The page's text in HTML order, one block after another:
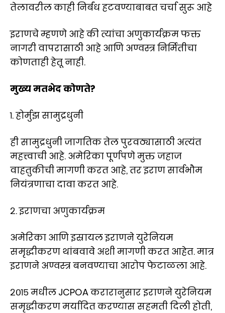
तेलावरील काही निर्बंध हटवण्याबाबत चर्चा सुरू आहे
इराणचे म्हणणे आहे की त्यांचा अणुकार्यक्रम फक्त
नागरी वापरासाठी आहे आणि अण्वस्त्र निर्मितीचा
कोणताही हेतू नाही.
मुख्य मतभेद कोणते?
१. होर्मुझ सामुद्रधुनी
ही सामुद्रधुनी जागतिक तेल पुरवठ्यासाठी अत्यंत
महत्त्वाची आहे. अमेरिका पूर्णपणे मुक्त जहाज
वाहतुकीची मागणी करत आहे, तर इराण सार्वभौम
नियंत्रणाचा दावा करत आहे.
२. इराणचा अणुकार्यक्रम
अमेरिका आणि इस्रायल इराणने युरेनियम
समृद्धीकरण थांबवावे अशी मागणी करत आहेत. मात्र
इराणने अण्वस्त्र बनवण्याचा आरोप फेटाळला आहे.
२०१५ मधील JCPOA करारानुसार इराणने युरेनियम
समृद्धीकरण मर्यादित करण्यास सहमती दिली होती,